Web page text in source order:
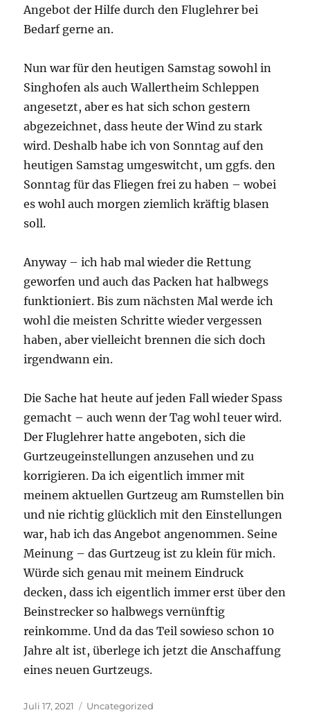
Angebot der Hilfe durch den Fluglehrer bei
Bedarf gerne an.
Nun war für den heutigen Samstag sowohl in
Singhofen als auch Wallertheim Schleppen
angesetzt, aber es hat sich schon gestern
abgezeichnet, dass heute der Wind zu stark
wird. Deshalb habe ich von Sonntag auf den
heutigen Samstag umgeswitcht, um ggfs. den
Sonntag für das Fliegen frei zu haben – wobei
es wohl auch morgen ziemlich kräftig blasen
soll.
Anyway – ich hab mal wieder die Rettung
geworfen und auch das Packen hat halbwegs
funktioniert. Bis zum nächsten Mal werde ich
wohl die meisten Schritte wieder vergessen
haben, aber vielleicht brennen die sich doch
irgendwann ein.
Die Sache hat heute auf jeden Fall wieder Spass
gemacht – auch wenn der Tag wohl teuer wird.
Der Fluglehrer hatte angeboten, sich die
Gurtzeugeinstellungen anzusehen und zu
korrigieren. Da ich eigentlich immer mit
meinem aktuellen Gurtzeug am Rumstellen bin
und nie richtig glücklich mit den Einstellungen
war, hab ich das Angebot angenommen. Seine
Meinung – das Gurtzeug ist zu klein für mich.
Würde sich genau mit meinem Eindruck
decken, dass ich eigentlich immer erst über den
Beinstrecker so halbwegs vernünftig
reinkomme. Und da das Teil sowieso schon 10
Jahre alt ist, überlege ich jetzt die Anschaffung
eines neuen Gurtzeugs.
Veröffentlicht
Juli 17, 2021 Kategorien
Uncategorized